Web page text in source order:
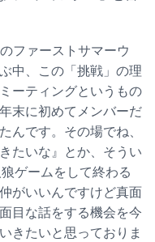
ファーストサマーウ
中、この「挑戦」の理
ーティングというもの
末に初めてメンバーだ
んです。その場でね、
たいな』とか、そうい
ゲームをして終わる
がいいんですけど真面
目な話をする機会を今
きたいと思っておりま